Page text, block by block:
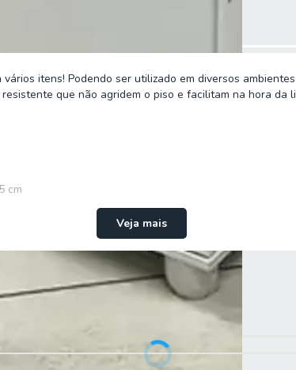
itens! Podendo ser utilizado em diversos
que não agridem o piso e facilitam na hora da
cm
Veja mais